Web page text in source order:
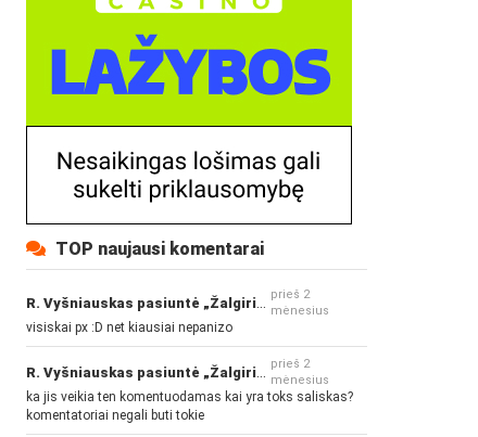
TOP naujausi komentarai
prieš 2
mėnesius
visiskai px :D net kiausiai nepanizo
prieš 2
mėnesius
ka jis veikia ten komentuodamas kai yra toks saliskas?
komentatoriai negali buti tokie